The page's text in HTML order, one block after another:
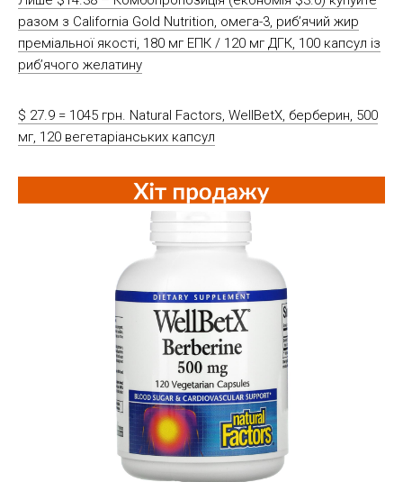
разом з California Gold Nutrition, омега-3, риб’ячий жир
преміальної якості, 180 мг ЕПК / 120 мг ДГК, 100 капсул із
риб’ячого желатину
$ 27.9 = 1045 грн. Natural Factors, WellBetX, берберин, 500
мг, 120 вегетаріанських капсул